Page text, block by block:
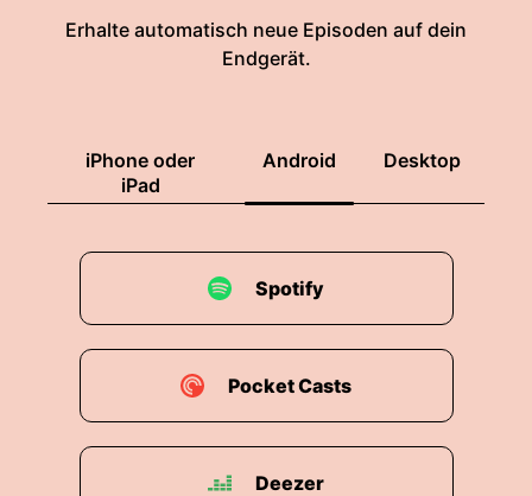
Erhalte automatisch neue Episoden auf dein
Endgerät.
iPhone oder
iPad
Android Desktop
Spotify
Pocket Casts
Deezer